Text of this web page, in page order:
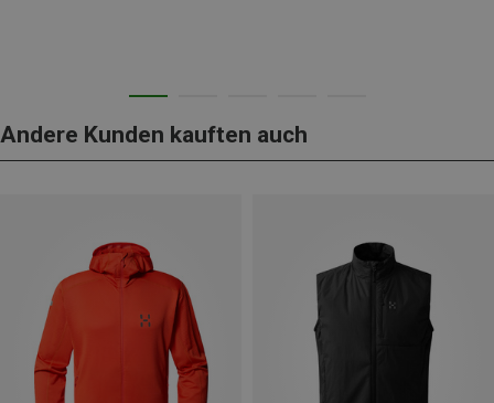
Andere Kunden kauften auch